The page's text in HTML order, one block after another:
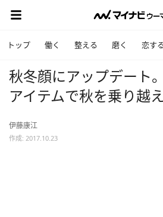
トップ 働く 整える 磨く 恋する
秋冬顔にアップデート
アイテムで秋を乗り越
伊藤康江
作成: 2017.10.23